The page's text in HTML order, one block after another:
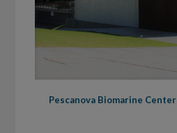
Pescanova Biomarine Center